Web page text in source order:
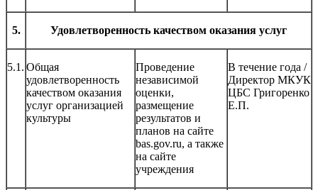
5. Удовлетворенность качеством оказания услуг
5.1. Общая
удовлетворенность
качеством оказания
услуг организацией
культуры
Проведение
независимой
оценки,
размещение
результатов и
планов на сайте
bas.gov.ru, а также
на сайте
учреждения
В течение года /
Директор МКУК
ЦБС Григоренко
Е.П.